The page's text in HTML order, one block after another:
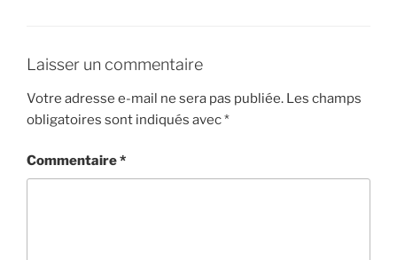
Laisser un commentaire
Votre adresse e-mail ne sera pas publiée. Les champs
obligatoires sont indiqués avec*
Commentaire*